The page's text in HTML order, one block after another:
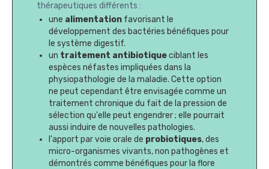
thérapeutiques différents :
une alimentation favorisant le
développement des bactéries bénéfiques pour
le système digestif.
un traitement antibiotiqueciblant les
espèces néfastes impliquées dans la
physiopathologie de la maladie. Cette option
ne peut cependant être envisagée comme un
traitement chronique du fait de la pression de
sélection qu'elle peut engendrer ; elle pourrait
aussi induire de nouvelles pathologies.
l'apport par voie orale de probiotiques, des
micro-organismes vivants, non pathogènes et
démontrés comme bénéfiques pour la flore